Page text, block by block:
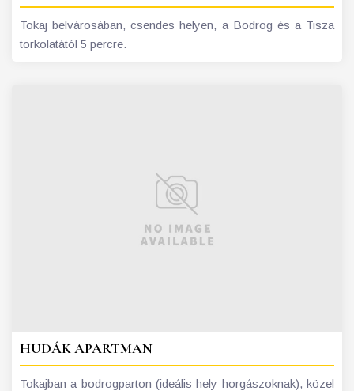
Tokaj belvárosában, csendes helyen, a Bodrog és a Tisza
torkolatától 5 percre.
HUDÁK APARTMAN
Tokajban a bodrogparton (ideális hely horgászoknak), közel